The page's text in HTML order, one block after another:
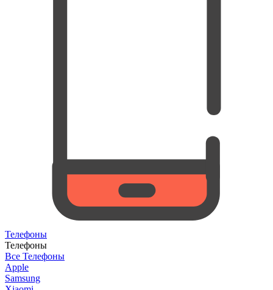
Телефоны
Телефоны
Все Телефоны
Apple
Samsung